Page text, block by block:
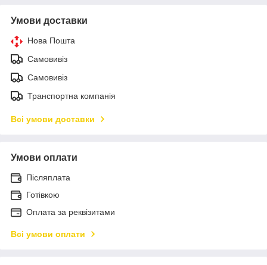
Умови доставки
Нова Пошта
Самовивіз
Самовивіз
Транспортна компанія
Всі умови доставки
Умови оплати
Післяплата
Готівкою
Оплата за реквізитами
Всі умови оплати